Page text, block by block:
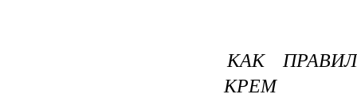
КАК
КРЕМ